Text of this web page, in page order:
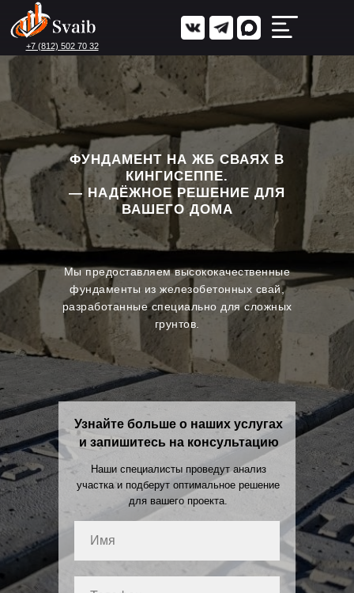
+7 (812) 502 70 32
ФУНДАМЕНТ НА ЖБ СВАЯХ В
КИНГИСЕППЕ.
— НАДЁЖНОЕ РЕШЕНИЕ ДЛЯ
ВАШЕГО ДОМА
Мы предоставляем высококачественные
фундаменты из железобетонных свай,
разработанные специально для сложных
грунтов.
Узнайте больше о наших услугах
и запишитесь на консультацию
Наши специалисты проведут анализ
участка и подберут оптимальное решение
для вашего проекта.